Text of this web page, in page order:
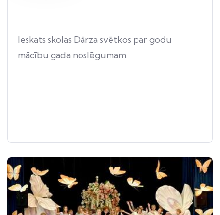
Ieskats skolas Dārza svētkos par godu
mācību gada noslēgumam.